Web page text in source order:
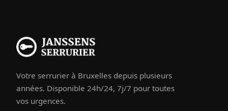
Votre serrurier à Bruxelles depuis plusieurs
années. Disponible 24h/24, 7j/7 pour toutes
vos urgences.